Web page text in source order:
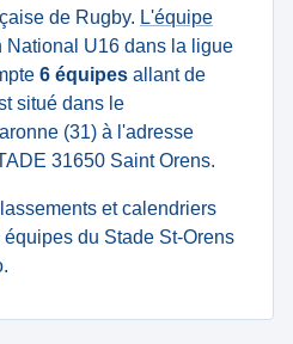
de Rugby. L'équipe
National U16 dans la ligue
6 équipes allant de
situé dans le
(31) à l'adresse
31650 Saint Orens.
et calendriers
du Stade St-Orens